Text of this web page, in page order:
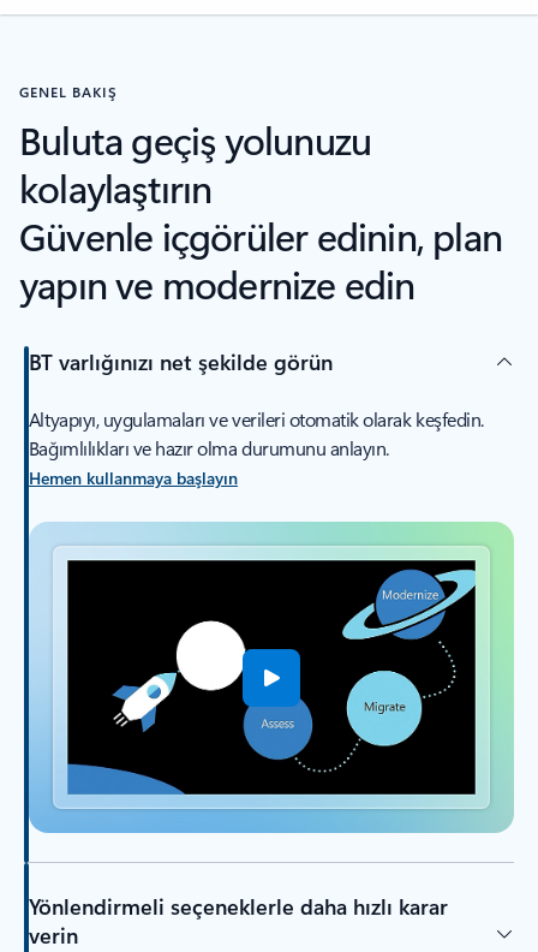
GENEL BAKIŞ
Buluta geçiş yolunuzu
kolaylaştırın
Güvenle içgörüler edinin, plan
yapın ve modernize edin
BT varlığınızı net şekilde görün
Altyapıyı, uygulamaları ve verileri otomatik olarak keşfedin.
Bağımlılıkları ve hazır olma durumunu anlayın.
Hemen kullanmaya başlayın
Yönlendirmeli seçeneklerle daha hızlı karar
verin